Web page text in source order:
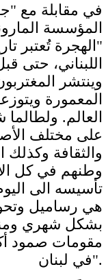
في مقابلة مع
المؤسسة
"الهجرة تُعتبر
اللبناني، حتى
وينتشر
المعمورة
العالم.
على مختلف
والثقافة
وطنهم في كل
تأسيسه الى
هي رساميل
بشكل شهري
في لبنان".